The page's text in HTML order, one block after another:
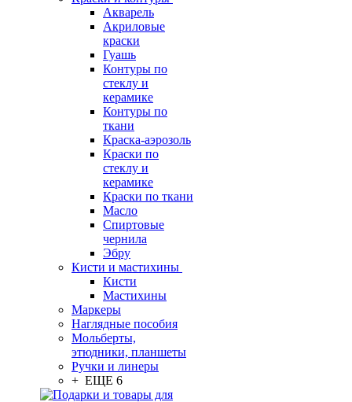
Акварель
Акриловые
краски
Гуашь
Контуры по
стеклу и
керамике
Контуры по
ткани
Краска-аэрозоль
Краски по
стеклу и
керамике
Краски по ткани
Масло
Спиртовые
чернила
Эбру
Кисти и мастихины
Кисти
Мастихины
Маркеры
Наглядные пособия
Мольберты,
этюдники, планшеты
Ручки и линеры
+ ЕЩЕ 6